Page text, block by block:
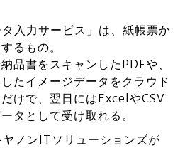
入力サービス」は、紙帳票か
るもの。
品書をスキャンしたPDFや、
たイメージデータをクラウド
けで、翌日にはExcelやCSV
タとして受け取れる。
ノンITソリューションズが